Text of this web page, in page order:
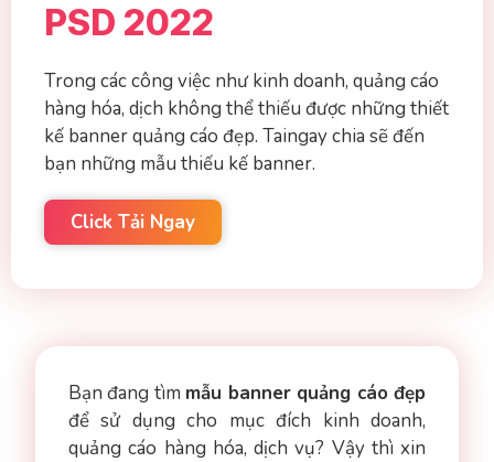
PSD 2022
Trong các công việc như kinh doanh, quảng cáo
hàng hóa, dịch không thể thiếu được những thiết
kế banner quảng cáo đẹp. Taingay chia sẽ đến
bạn những mẫu thiếu kế banner.
Click Tải Ngay
Bạn đang tìm mẫu banner quảng cáo đẹp
để sử dụng cho mục đích kinh doanh,
quảng cáo hàng hóa, dịch vụ? Vậy thì xin